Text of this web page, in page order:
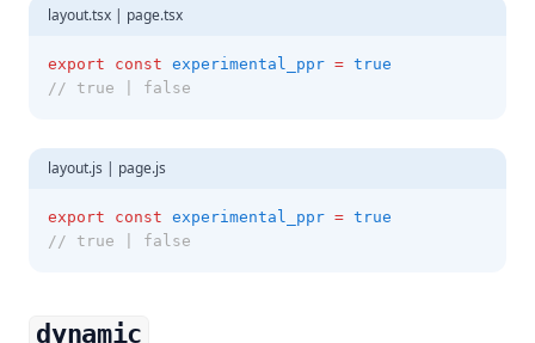
layout.tsx | page.tsx
export const experimental_ppr = true
// true | false
layout.js | page.js
export const experimental_ppr = true
// true | false
dynamic